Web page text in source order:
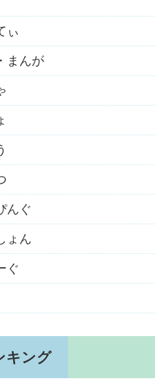
ぃ
まんが
んぐ
ょん
ぐ
キング